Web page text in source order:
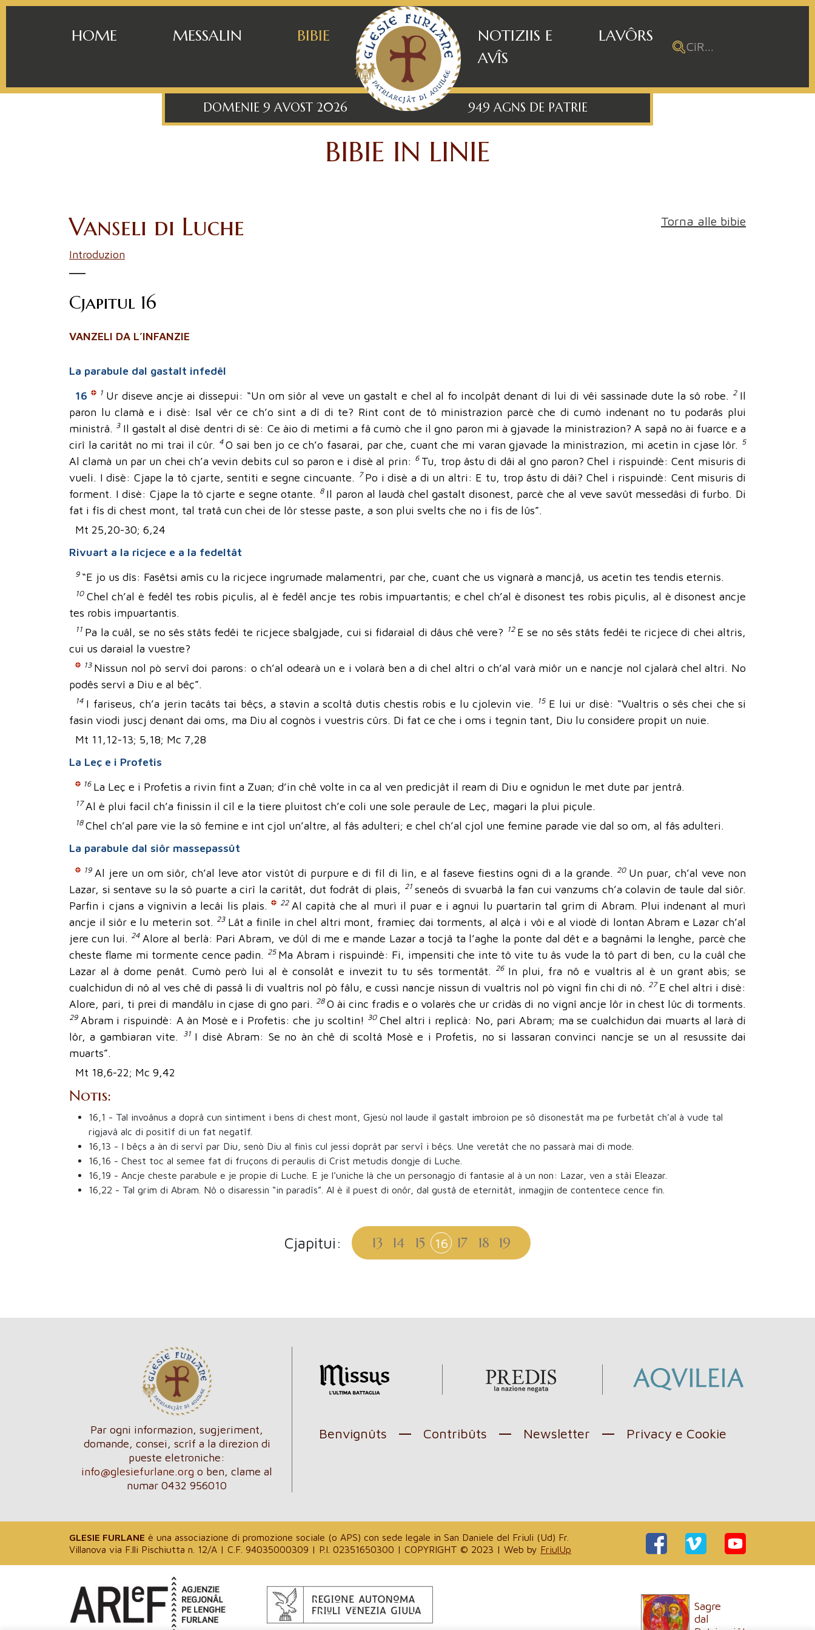
HOME MESSALIN BIBIE
NOTIZIIS E
AVÎS
LAVÔRS
DOMENIE 9 AVOST 2026 949 AGNS DE PATRIE
BIBIE IN LINIE
Vanseli di Luche
Introduzion
Torna alle bibie
Cjapitul 16
VANZELI DA L’INFANZIE
La parabule dal gastalt infedêl
16
1 Ur diseve ancje ai dissepui: “Un om siôr al veve un gastalt e chel al fo incolpât denant di lui di vêi sassinade dute la sô robe. 2 Il
paron lu clamà e i disè: Isal vêr ce ch’o sint a dî di te? Rint cont de tô ministrazion parcè che di cumò indenant no tu podarâs plui
ministrâ. 3 Il gastalt al disè dentri di sè: Ce àio di metimi a fâ cumò che il gno paron mi à gjavade la ministrazion? A sapâ no ài fuarce e a
cirî la caritât no mi trai il cûr. 4O sai ben jo ce ch’o fasarai, par che, cuant che mi varan gjavade la ministrazion, mi acetin in cjase lôr. 5
Al clamà un par un chei ch’a vevin debits cul so paron e i disè al prin: 6 Tu, trop âstu di dâi al gno paron? Chel i rispuindè: Cent misuris di
vueli. I disè: Cjape la tô cjarte, sentiti e segne cincuante.
7 Po i disè a di un altri: E tu, trop âstu di dâi? Chel i rispuindè: Cent misuris di
forment. I disè: Cjape la tô cjarte e segne otante. 8 Il paron al laudà chel gastalt disonest, parcè che al veve savût messedâsi di furbo. Di
fat i fîs di chest mont, tal tratâ cun chei de lôr stesse paste, a son plui svelts che no i fîs de lûs”.
Mt 25,20-30; 6,24
Rivuart a la ricjece e a la fedeltât
9 “E jo us dîs: Fasêtsi amîs cu la ricjece ingrumade malamentri, par che, cuant che us vignarà a mancjâ, us acetin tes tendis eternis.
10 Chel ch’al è fedêl tes robis piçulis, al è fedêl ancje tes robis impuartantis; e chel ch’al è disonest tes robis piçulis, al è disonest ancje
tes robis impuartantis.
11 Pa la cuâl, se no sês stâts fedêi te ricjece sbalgjade, cui si fidaraial di dâus chê vere? 12 E se no sês stâts fedêi te ricjece di chei altris,
cui us daraial la vuestre?
13 Nissun nol pò servî doi parons: o ch’al odearà un e i volarà ben a di chel altri o ch’al varà miôr un e nancje nol cjalarà chel altri. No
podês servî a Diu e al bêç”.
14 I fariseus, ch’a jerin tacâts tai bêçs, a stavin a scoltâ dutis chestis robis e lu cjolevin vie. 15 E lui ur disè: “Vualtris o sês chei che si
fasin viodi juscj denant dai oms, ma Diu al cognòs i vuestris cûrs. Di fat ce che i oms i tegnin tant, Diu lu considere propit un nuie.
Mt 11,12-13; 5,18; Mc 7,28
La Leç e i Profetis
16 La Leç e i Profetis a rivin fint a Zuan; d’in chê volte in ca al ven predicjât il ream di Diu e ognidun le met dute par jentrâ.
17 Al è plui facil ch’a finissin il cîl e la tiere pluitost ch’e coli une sole peraule de Leç, magari la plui piçule.
18 Chel ch’al pare vie la sô femine e int cjol un’altre, al fâs adulteri; e chel ch’al cjol une femine parade vie dal so om, al fâs adulteri.
La parabule dal siôr massepassût
19 Al jere un om siôr, ch’al leve ator vistût di purpure e di fîl di lin, e al faseve fiestins ogni dì a la grande. 20 Un puar, ch’al veve non
Lazar, si sentave su la sô puarte a cirî la caritât, dut fodrât di plais, 21 seneôs di svuarbâ la fan cui vanzums ch’a colavin de taule dal siôr.
Parfin i cjans a vignivin a lecâi lis plais.
22 Al capità che al murì il puar e i agnui lu puartarin tal grim di Abram. Plui indenant al murì
ancje il siôr e lu meterin sot. 23 Lât a finîle in chel altri mont, framieç dai torments, al alçà i vôi e al viodè di lontan Abram e Lazar ch’al
jere cun lui. 24 Alore al berlà: Pari Abram, ve dûl di me e mande Lazar a tocjâ ta l’aghe la ponte dal dêt e a bagnâmi la lenghe, parcè che
cheste flame mi tormente cence padin. 25 Ma Abram i rispuindè: Fi, impensiti che inte tô vite tu âs vude la tô part di ben, cu la cuâl che
Lazar al à dome penât. Cumò però lui al è consolât e invezit tu tu sês tormentât.
26 In plui, fra nô e vualtris al è un grant abìs; se
cualchidun di nô al ves chê di passâ li di vualtris nol pò fâlu, e cussì nancje nissun di vualtris nol pò vignî fin chi di nô. 27 E chel altri i disè:
Alore, pari, ti prei di mandâlu in cjase di gno pari. 28 O ài cinc fradis e o volarès che ur cridàs di no vignî ancje lôr in chest lûc di torments.
29 Abram i rispuindè: A àn Mosè e i Profetis: che ju scoltin! 30Chel altri i replicà: No, pari Abram; ma se cualchidun dai muarts al larà di
lôr, a gambiaran vite.
31 I disè Abram: Se no àn chê di scoltâ Mosè e i Profetis, no si lassaran convinci nancje se un al resussite dai
muarts”.
Mt 18,6-22; Mc 9,42
Notis:
16,1 - Tal invoânus a doprâ cun sintiment i bens di chest mont, Gjesù nol laude il gastalt imbroion pe sô disonestât ma pe furbetât ch’al à vude tal
rigjavâ alc di positîf di un fat negatîf.
16,13 - I bêçs a àn di servî par Diu, senò Diu al finìs cul jessi doprât par servî i bêçs. Une veretât che no passarà mai di mode.
16,16 - Chest toc al semee fat di fruçons di peraulis di Crist metudis dongje di Luche.
16,19 - Ancje cheste parabule e je propie di Luche. E je l’uniche là che un personagjo di fantasie al à un non: Lazar, ven a stâi Eleazar.
16,22 - Tal grim di Abram. Nô o disaressin “in paradîs”. Al è il puest di onôr, dal gustâ de eternitât, inmagjin de contentece cence fin.
Cjapitui: 13 14 15 16 17 18 19
Par ogni informazion, sugjeriment,
domande, consei, scrîf a la direzion di
pueste eletroniche:
info@glesiefurlane.org o ben, clame al
numar 0432 956010
Benvignûts Contribûts Newsletter Privacy e Cookie
GLESIE FURLANE è una associazione di promozione sociale (o APS) con sede legale in San Daniele del Friuli (Ud) Fr.
Villanova via F.lli Pischiutta n. 12/A | C.F. 94035000309 | P.I. 02351650300 | COPYRIGHT © 2023 | Web by FriulUp
Sagre
dal